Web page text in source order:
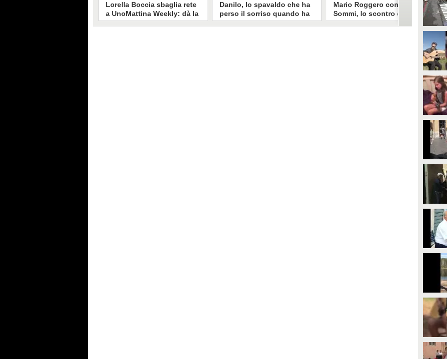
Lorella Boccia sbaglia rete
a UnoMattina Weekly: dà la
linea al Tg5 invece che al
Danilo, lo spavaldo che ha
perso il sorriso quando ha
scoperto la gelosia a
Mario Roggero contro Luca
Sommi, lo scontro del 2023
torna virale: "Lo
Torna virale lo scontro tra Mario
Roggero e Luca Sommi a Dritto e
gioielliere, ora condannato in via